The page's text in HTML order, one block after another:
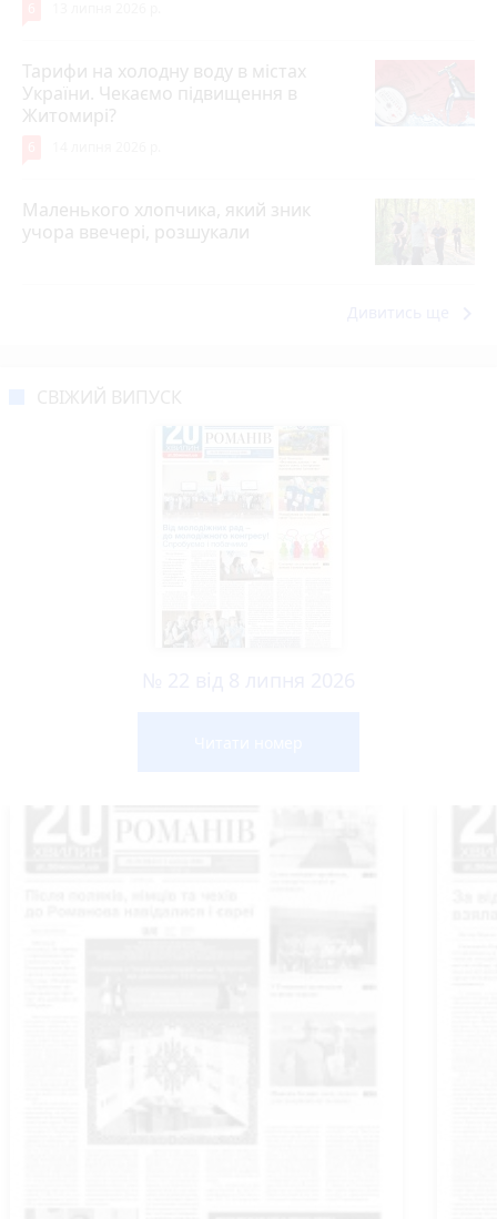
Тарифи на холодну воду в містах
України. Чекаємо підвищення в
Житомирі?
Маленького хлопчика, який зник
учора ввечері, розшукали